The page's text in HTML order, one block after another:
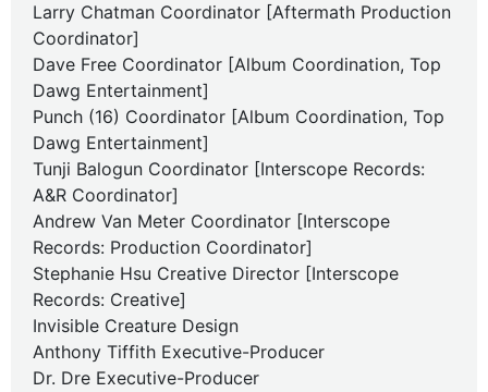
Larry Chatman Coordinator [Aftermath Production
Coordinator]
Dave Free Coordinator [Album Coordination, Top
Dawg Entertainment]
Punch (16) Coordinator [Album Coordination, Top
Dawg Entertainment]
Tunji Balogun Coordinator [Interscope Records:
A&R Coordinator]
Andrew Van Meter Coordinator [Interscope
Records: Production Coordinator]
Stephanie Hsu Creative Director [Interscope
Records: Creative]
Invisible Creature Design
Anthony Tiffith Executive-Producer
Dr. Dre Executive-Producer